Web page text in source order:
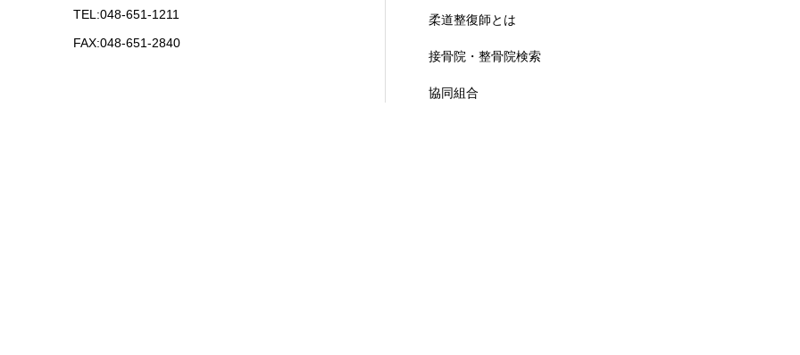
TEL:048-651-1211
FAX:048-651-2840
柔道整復師とは
接骨院・整骨院検索
協同組合